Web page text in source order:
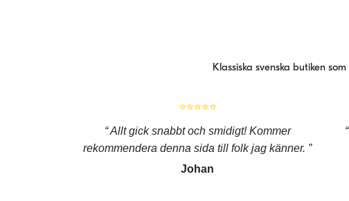
Klassiska svenska butiken
⭐⭐⭐⭐⭐
Allt gick snabbt och smidigt! Kommer
rekommendera denna sida till folk jag känner.
Johan